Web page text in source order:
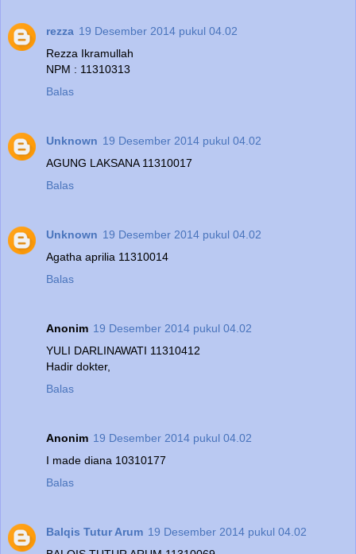
rezza 19 Desember 2014 pukul 04.02
Rezza Ikramullah
NPM : 11310313
Balas
Unknown 19 Desember 2014 pukul 04.02
AGUNG LAKSANA 11310017
Balas
Unknown 19 Desember 2014 pukul 04.02
Agatha aprilia 11310014
Balas
Anonim 19 Desember 2014 pukul 04.02
YULI DARLINAWATI 11310412
Hadir dokter,
Balas
Anonim 19 Desember 2014 pukul 04.02
I made diana 10310177
Balas
Balqis Tutur Arum 19 Desember 2014 pukul 04.02